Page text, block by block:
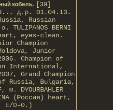
кобель. [39]
U... д.р. 01.04.13.
Russian
TULIPANOS BERNI
eyes-clean.
Champion
Junior
Champion of
International,
Grand Champion
Russia, Bulgaria,
DYOURBAHLER
(Россия) heart,
E/D-0.)